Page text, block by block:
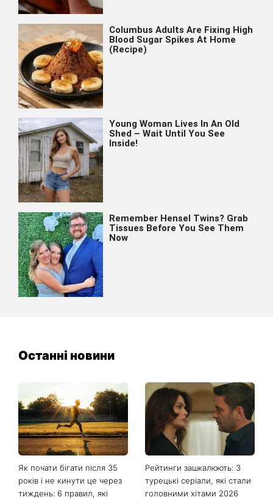
Останні новини
Як почати бігати після 35
років і не кинути це через
тиждень: 6 правил, які
Рейтинги зашкалюють: 3
турецькі серіали, які стали
головними хітами 2026